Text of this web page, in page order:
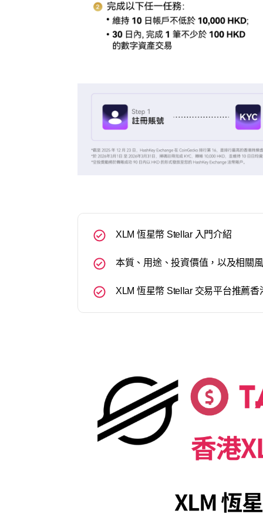
XLM 恆星幣 Stellar 入門介紹
本質、用途、投資價值，以及相關
XLM 恆星幣 Stellar 交易平台推薦香